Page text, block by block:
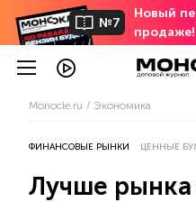
№7
Новый
продаже!
Monocle.ru Экономика
ФИНАНСОВЫЕ РЫНКИ ЦЕННЫЕ
Лучше рынка